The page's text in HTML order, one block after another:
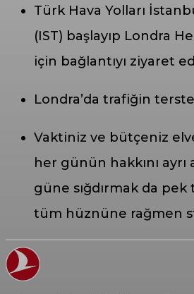
Türk Hava Yolları
(IST) başlayıp Londra
için bağlantıyı ziyaret
Londra’da trafiğin
Vaktiniz ve bütçeniz
her günün hakkını
güne sığdırmak da
tüm hüznüne rağmen